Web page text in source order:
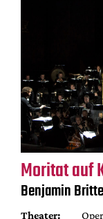
Moritat auf
Benjamin
Theater: